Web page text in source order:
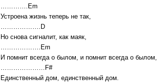
………….Em
Устроена жизнь теперь не так,
……………….D
Но снова сигналит, как маяк,
……………….Em
И помнит всегда о былом, и помнит всегда о былом,
…………………F#
Единственный дом, единственный дом.